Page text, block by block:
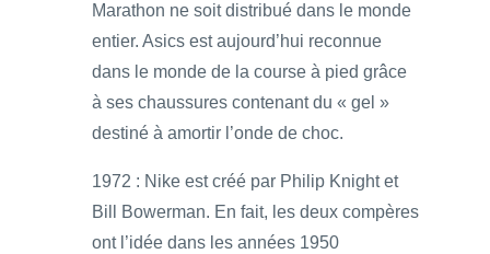
Marathon ne soit distribué dans le monde
entier. Asics est aujourd’hui reconnue
dans le monde de la course à pied grâce
à ses chaussures contenant du « gel »
destiné à amortir l’onde de choc.
1972 : Nike est créé par Philip Knight et
Bill Bowerman. En fait, les deux compères
ont l’idée dans les années 1950